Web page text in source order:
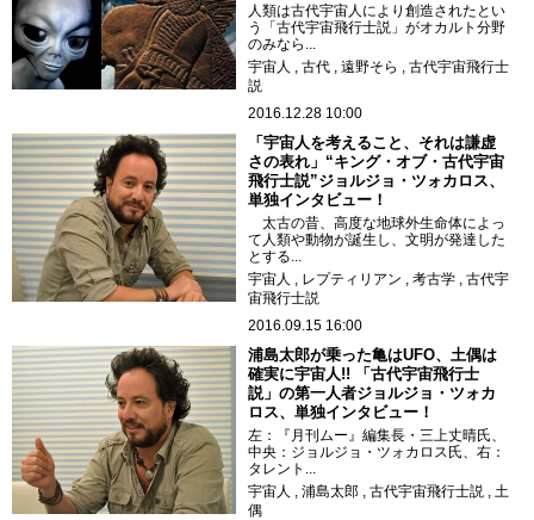
人類は古代宇宙人により創造されたとい
う「古代宇宙飛行士説」がオカルト分野
のみなら...
宇宙人
古代 遠野そら
古代宇宙飛行士
説
2016.12.28 10:00
「宇宙人を考えること、それは謙虚
さの表れ」“キング・オブ・古代宇宙
飛行士説”ジョルジョ・ツォカロス、
単独インタビュー！
太古の昔、高度な地球外生命体によっ
て人類や動物が誕生し、文明が発達した
とする...
宇宙人
レプティリアン 考古学
古代宇
宙飛行士説
2016.09.15 16:00
浦島太郎が乗った亀はUFO、土偶は
確実に宇宙人!! 「古代宇宙飛行士
説」の第一人者ジョルジョ・ツォカ
ロス、単独インタビュー！
左：『月刊ムー』編集長・三上丈晴氏、
中央：ジョルジョ・ツォカロス氏、右：
タレント...
宇宙人
浦島太郎 古代宇宙飛行士説
土
偶